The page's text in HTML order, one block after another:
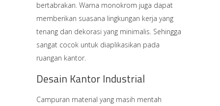
bertabrakan. Warna monokrom juga dapat
memberikan suasana lingkungan kerja yang
tenang dan dekorasi yang minimalis. Sehingga
sangat cocok untuk diaplikasikan pada
ruangan kantor.
Desain Kantor Industrial
Campuran material yang masih mentah